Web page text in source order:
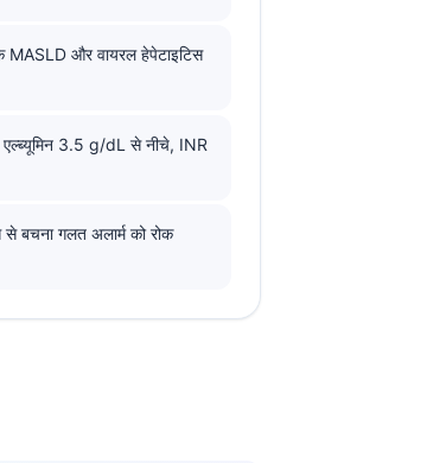
और वायरल हेपेटाइटिस
3.5 g/dL से नीचे, INR
बचना गलत अलार्म को रोक